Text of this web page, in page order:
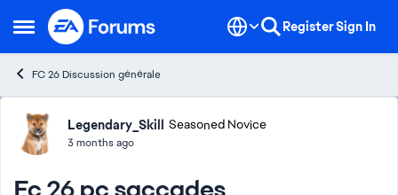
Open Side Menu
Skip to content RegisterSign In
FC 26 Discussion générale
Forum Discussion
Legendary_Skill Seasoned Novice
3 months ago